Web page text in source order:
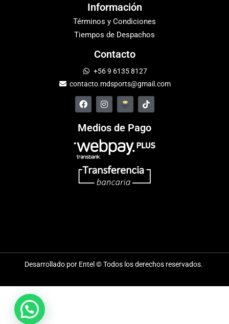
Información
Términos y Condiciones
Tiempos de Despachos
Contacto
+56 9 6135 8127
contacto.mdsports@gmail.com
Medios de Pago
Desarrollado por Entel © Todos los derechos reservados.